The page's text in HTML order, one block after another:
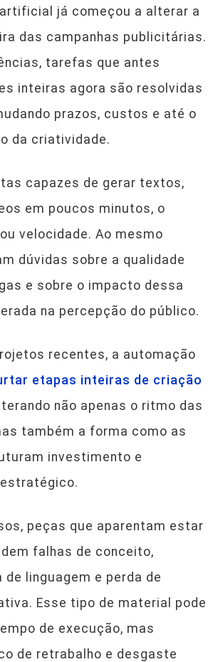
já começou a alterar a
das campanhas publicitárias.
tarefas que antes
inteiras agora são resolvidas
prazos, custos e até o
da criatividade.
capazes de gerar textos,
em poucos minutos, o
velocidade. Ao mesmo
dúvidas sobre a qualidade
e sobre o impacto dessa
na percepção do público.
recentes, a automação
etapas inteiras de criação
não apenas o ritmo das
também a forma como as
investimento e
peças que aparentam estar
falhas de conceito,
linguagem e perda de
Esse tipo de material pode
de execução, mas
de retrabalho e desgaste